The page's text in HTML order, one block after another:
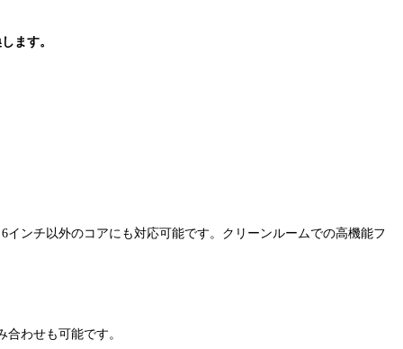
ます。
ンチ以外のコアにも対応可能です。クリーンルームでの高機能フ
わせも可能です。